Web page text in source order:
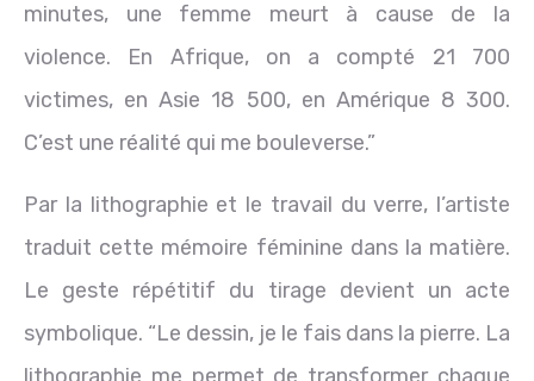
minutes, une femme meurt à cause de la
violence. En Afrique, on a compté 21 700
victimes, en Asie 18 500, en Amérique 8 300.
C’est une réalité qui me bouleverse.”
Par la lithographie et le travail du verre, l’artiste
traduit cette mémoire féminine dans la matière.
Le geste répétitif du tirage devient un acte
symbolique. “Le dessin, je le fais dans la pierre. La